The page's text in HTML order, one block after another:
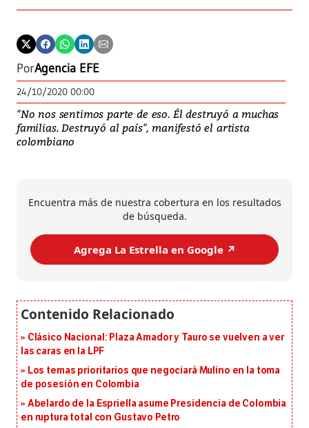
PorAgencia EFE
24/10/2020 00:00
"No nos sentimos parte de eso. Él destruyó a muchas
familias. Destruyó al país", manifestó el artista
colombiano
Encuentra más de nuestra cobertura en los resultados
de búsqueda.
Agrega La Estrella en Google ↗️
Clásico Nacional: Plaza Amador y Tauro se vuelven a ver
las caras en la LPF
Los temas prioritarios que negociará Mulino en la toma
de posesión en Colombia
Abelardo de la Espriella asume Presidencia de Colombia
en ruptura total con Gustavo Petro